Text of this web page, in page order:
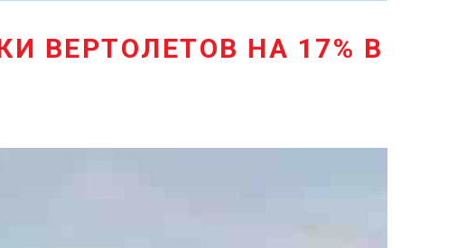
ВЕРТОЛЕТОВ НА 17% В